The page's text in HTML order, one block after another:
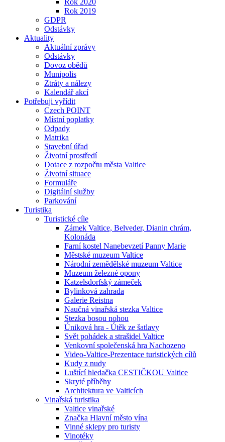
Rok 2020
Rok 2019
GDPR
Odstávky
Aktuality
Aktuální zprávy
Odstávky
Dovoz obědů
Munipolis
Ztráty a nálezy
Kalendář akcí
Potřebuji vyřídit
Czech POINT
Místní poplatky
Odpady
Matrika
Stavební úřad
Životní prostředí
Dotace z rozpočtu města Valtice
Životní situace
Formuláře
Digitální služby
Parkování
Turistika
Turistické cíle
Zámek Valtice, Belveder, Dianin chrám,
Kolonáda
Farní kostel Nanebevzetí Panny Marie
Městské muzeum Valtice
Národní zemědělské muzeum Valtice
Muzeum železné opony
Katzelsdorfský zámeček
Bylinková zahrada
Galerie Reistna
Naučná vinařská stezka Valtice
Stezka bosou nohou
Úniková hra - Útěk ze šatlavy
Svět pohádek a strašidel Valtice
Venkovní společenská hra Nachozeno
Video-Valtice-Prezentace turistických cílů
Kudy z nudy
Luštící hledačka CESTIČKOU Valtice
Skryté příběhy
Architektura ve Valticích
Vinařská turistika
Valtice vinařské
Značka Hlavní město vína
Vinné sklepy pro turisty
Vinotéky